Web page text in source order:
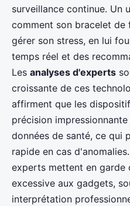
surveillance continue. Un
comment son bracelet de
gérer son stress, en lui
temps réel et des
Les analyses d'experts
croissante de ces
affirment que les
précision
données de santé, ce qui
rapide en cas
experts mettent en garde
excessive aux gadgets,
interprétation